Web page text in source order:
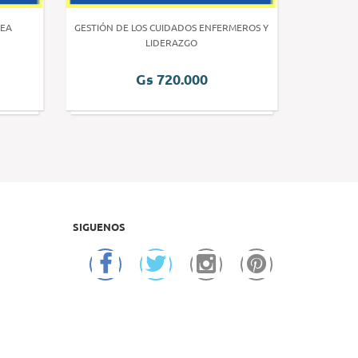
GESTIÓN DE LOS CUIDADOS ENFERMEROS Y
LIDERAZGO
Gs 720.000
SIGUENOS